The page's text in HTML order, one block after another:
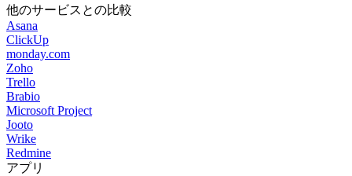
他のサービスとの比較
Asana
ClickUp
monday.com
Zoho
Trello
Brabio
Microsoft Project
Jooto
Wrike
Redmine
アプリ